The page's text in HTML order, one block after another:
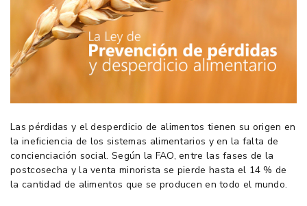
Las pérdidas y el desperdicio de alimentos tienen su origen en
la ineficiencia de los sistemas alimentarios y en la falta de
concienciación social. Según la FAO, entre las fases de la
postcosecha y la venta minorista se pierde hasta el 14 % de
la cantidad de alimentos que se producen en todo el mundo.